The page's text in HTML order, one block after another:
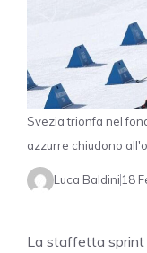
Svezia trionfa nel
azzurre chiudono
Luca Baldini18
La staffetta sprint